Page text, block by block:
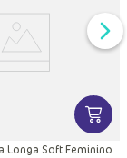
DOVER
Longa Soft Feminino